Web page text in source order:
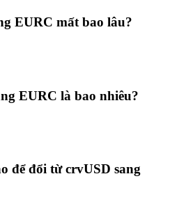
EURC mất bao lâu?
EURC là bao nhiêu?
để đổi từ crvUSD sang